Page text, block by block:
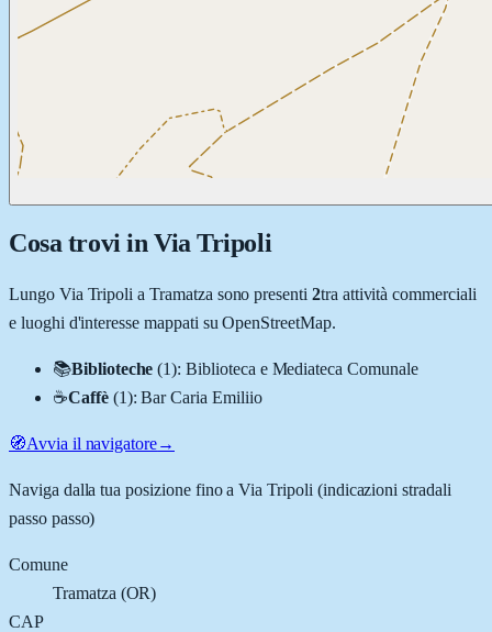
Cosa trovi in Via Tripoli
Lungo Via Tripoli aTramatza sono presenti 2tra attività commerciali
e luoghi d'interesse mappati su OpenStreetMap.
📚Biblioteche (1):Biblioteca e Mediateca Comunale
☕Caffè (1):Bar Caria Emiliio
🧭Avvia il navigatore→
Naviga dalla tua posizione fino aVia Tripoli (indicazioni stradali
passo passo)
Comune
Tramatza (OR)
CAP